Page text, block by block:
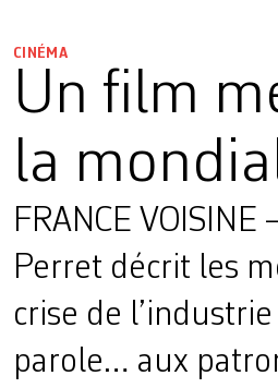
CINÉMA
Un film
la
FRANCE
Perret décrit les
crise de
parole… aux